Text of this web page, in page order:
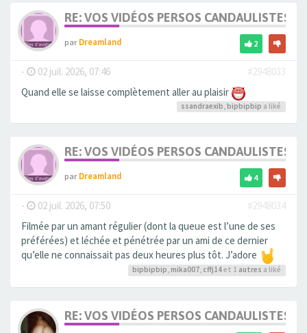
RE: VOS VIDÉOS PERSOS CANDAULISTES
parDreamland 2
- 02 juil. 2026, 07:46
#2948033
Quand elle se laisse complètement aller au plaisir
ssandraexib, bipbipbip a liké
RE: VOS VIDÉOS PERSOS CANDAULISTES
parDreamland 4
- 02 juil. 2026, 07:50
#2948034
Filmée par un amant régulier (dont la queue est l’une de ses
préférées) et léchée et pénétrée par un ami de ce dernier
qu’elle ne connaissait pas deux heures plus tôt. J’adore
bipbipbip, mika007, cffj14et 1 autres a liké
RE: VOS VIDÉOS PERSOS CANDAULISTES